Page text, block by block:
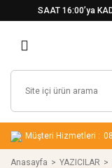
SAAT 16:00’ya
Müşteri Hizmetleri :
Anasayfa YAZICILAR